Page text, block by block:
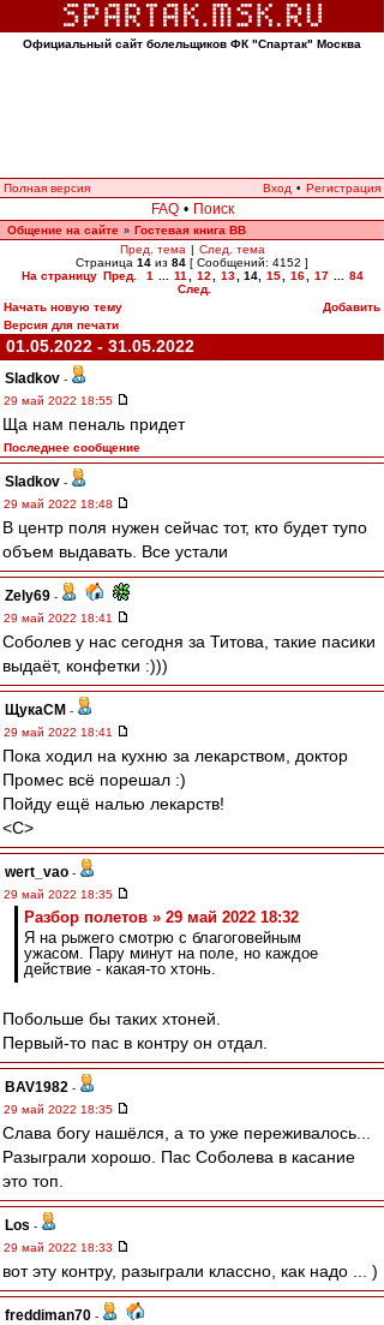
Официальный сайт болельщиков ФК "Спартак" Москва
Полная версия Вход • Регистрация
FAQ • Поиск
Общение на сайте » Гостевая книга ВВ
Пред. тема | След. тема
Страница 14 из 84 [ Сообщений: 4152 ]
На страницу Пред. 1 11 12 13 14, 15 16 17
84
След.
Начать новую тему
Добавить
Версия для печати
01.05.2022 - 31.05.2022
Sladkov -
29 май 2022 18:55
Ща нам пеналь придет
Последнее сообщение
Sladkov -
29 май 2022 18:48
В центр поля нужен сейчас тот, кто будет тупо
объем выдавать. Все устали
Zely69 -
29 май 2022 18:41
Соболев у нас сегодня за Титова, такие пасики
выдаёт, конфетки :)))
ЩукаСМ -
29 май 2022 18:41
Пока ходил на кухню за лекарством, доктор
Промес всё порешал :)
Пойду ещё налью лекарств!
<C>
wert_vao -
29 май 2022 18:35
Разбор полетов » 29 май 2022 18:32
Я на рыжего смотрю с благоговейным
ужасом. Пару минут на поле, но каждое
действие - какая-то хтонь.
Побольше бы таких хтоней.
Первый-то пас в контру он отдал.
BAV1982 -
29 май 2022 18:35
Слава богу нашёлся, а то уже переживалось...
Разыграли хорошо. Пас Соболева в касание
это топ.
Los -
29 май 2022 18:33
вот эту контру, разыграли классно, как надо ... )
freddiman70 -